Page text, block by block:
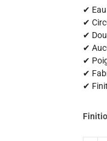
✔
✔
✔
✔
✔
✔
✔